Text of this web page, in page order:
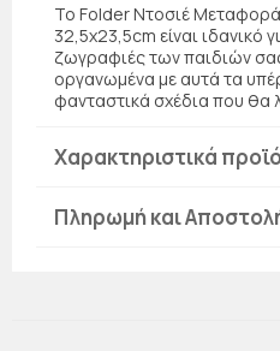
Το Folder Ντοσιέ
32,5x23,5cm είναι ιδανικό
ζωγραφιές των παιδιών
οργανωμένα με αυτά τα
φανταστικά σχέδια που θα
Χαρακτηριστικά
Πληρωμή και